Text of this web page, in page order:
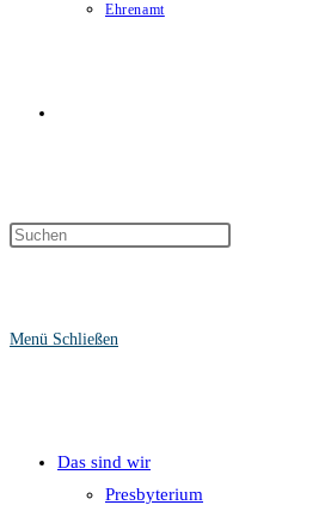
Ehrenamt
umschalten
Menü Schließen
Das sind wir
Presbyterium